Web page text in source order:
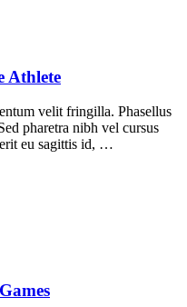
Athlete
velit fringilla. Phasellus
pharetra nibh vel cursus
eu sagittis id, …